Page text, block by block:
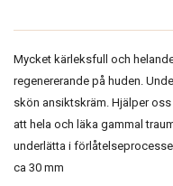
Mycket kärleksfull och
regenererande på huden.
skön ansiktskräm. Hjälper
att hela och läka gammal
underlätta i
ca 30 mm